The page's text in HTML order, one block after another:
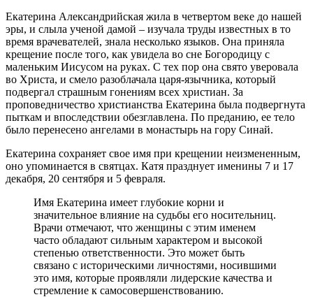
Екатерина Александрийская жила в четвертом веке до нашей
эры, и слыла ученой дамой – изучала труды известных в то
время врачевателей, знала несколько языков. Она приняла
крещение после того, как увидела во сне Богородицу с
маленьким Иисусом на руках. С тех пор она свято уверовала
во Христа, и смело разоблачала царя-язычника, который
подвергал страшным гонениям всех христиан. За
проповедничество христианства Екатерина была подвергнута
пыткам и впоследствии обезглавлена. По преданию, ее тело
было перенесено ангелами в монастырь на гору Синай.
Екатерина сохраняет свое имя при крещении неизмененным,
оно упоминается в святцах. Катя празднует именины 7 и 17
декабря, 20 сентября и 5 февраля.
Имя Екатерина имеет глубокие корни и
значительное влияние на судьбы его носительниц.
Врачи отмечают, что женщины с этим именем
часто обладают сильным характером и высокой
степенью ответственности. Это может быть
связано с историческими личностями, носившими
это имя, которые проявляли лидерские качества и
стремление к самосовершенствованию.